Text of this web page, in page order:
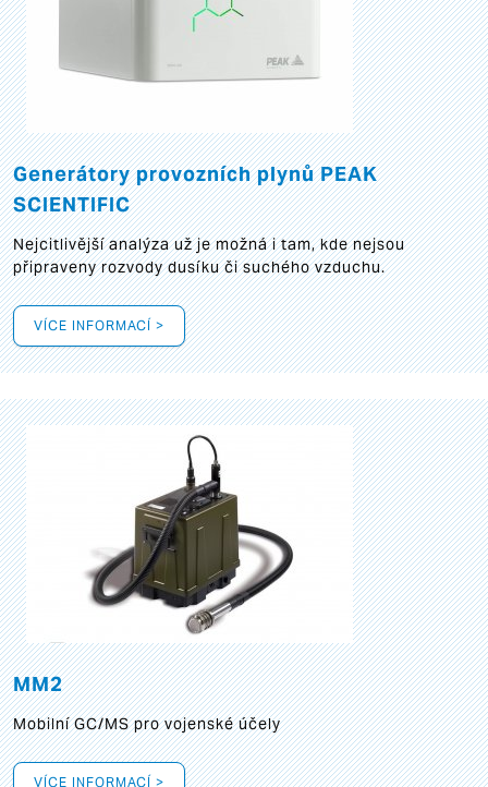
Generátory provozních plynů PEAK
SCIENTIFIC
Nejcitlivější analýza už je možná i tam, kde nejsou
připraveny rozvody dusíku či suchého vzduchu.
VÍCE INFORMACÍ >
MM2
Mobilní GC/MS pro vojenské účely
VÍCE INFORMACÍ >